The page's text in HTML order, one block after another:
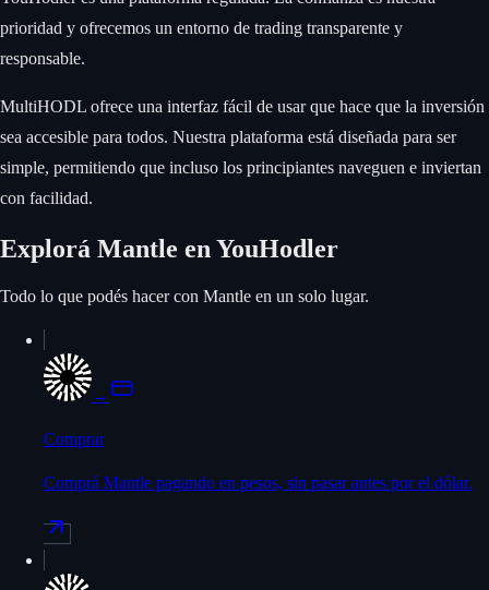
prioridad y ofrecemos un entorno de trading transparente y
responsable.
MultiHODL ofrece una interfaz fácil de usar que hace que la inversión
sea accesible para todos. Nuestra plataforma está diseñada para ser
simple, permitiendo que incluso los principiantes naveguen e inviertan
con facilidad.
Explorá Mantle en YouHodler
Todo lo que podés hacer con Mantle en un solo lugar.
→
Comprar
Comprá Mantle pagando en pesos, sin pasar antes por el dólar.